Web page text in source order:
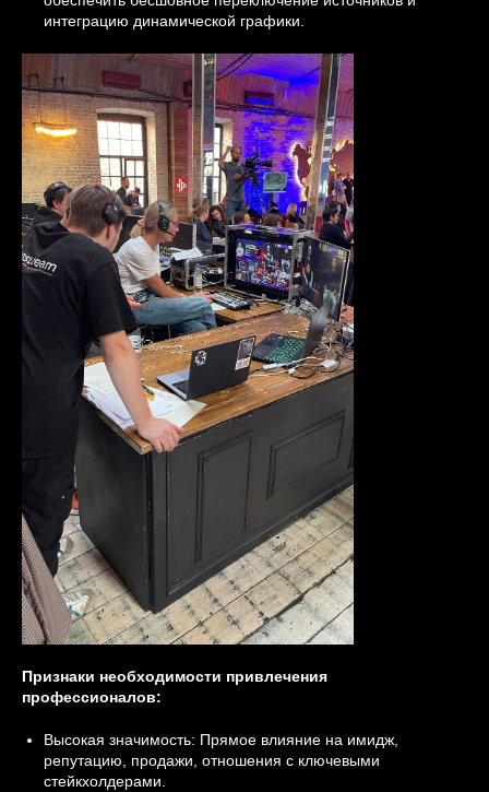
интеграцию динамической графики.
Признаки необходимости привлечения
профессионалов:
Высокая значимость: Прямое влияние на имидж,
репутацию, продажи, отношения с ключевыми
стейкхолдерами.